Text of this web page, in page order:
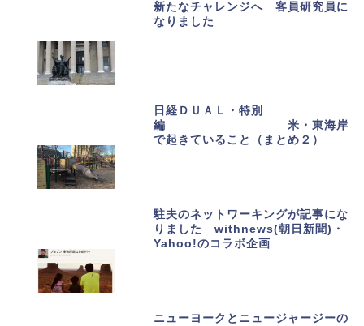
新たなチャレンジへ 客員研究員に
なりました
日経ＤＵＡＬ・特別
編 米・東海岸
で起きていること（まとめ２）
駐夫のネットワーキングが記事にな
りました withnews(朝日新聞)・
Yahoo!のコラボ企画
ニューヨークとニュージャージーの